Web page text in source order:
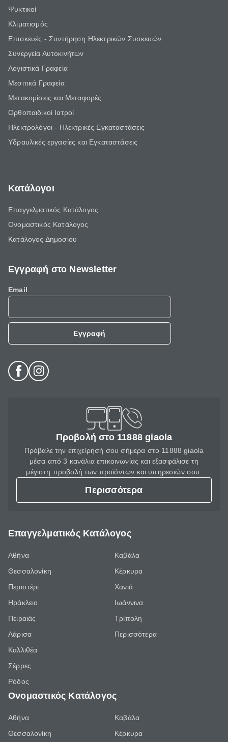
Ψυκτικοί
Κλιματισμός
Επισκευές - Συντήρηση Ηλεκτρικών Συσκευών
Συνεργεία Αυτοκινήτων
Λογιστικά Γραφεία
Μεσιτικά Γραφεία
Μετακομίσεις και Μεταφορές
Ορθοπαιδικοί Ιατροί
Ηλεκτρολόγοι - Ηλεκτρικές Εγκαταστάσεις
Υδραυλικές εργασίες και Εγκαταστάσεις
Κατάλογοι
Επαγγελματικός Κατάλογος
Ονομαστικός Κατάλογος
Κατάλογος Δημοσίου
Εγγραφή στο Newsletter
Email
Εγγραφή
Προβολή στο 11888 giaola
Πρόβαλε την επιχείρησή σου σήμερα στο 11888 giaola
μέσα από 3 κανάλια επικοινωνίας και εξασφάλισε τη
μέγιστη προβολή των προϊόντων και υπηρεσιών σου.
Περισσότερα
Επαγγελματικός Κατάλογος
Αθήνα
Θεσσαλονίκη
Περιστέρι
Ηράκλειο
Πειραιάς
Λάρισα
Καλλιθέα
Σέρρες
Ρόδος
Καβάλα
Κέρκυρα
Χανιά
Ιωάννινα
Τρίπολη
Περισσότερα
Ονομαστικός Κατάλογος
Αθήνα
Θεσσαλονίκη
Καβάλα
Κέρκυρα